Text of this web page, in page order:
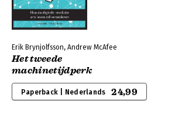
Erik Brynjolfsson, Andrew McAfee
Het tweede
machinetijdperk
Paperback | Nederlands 24,99